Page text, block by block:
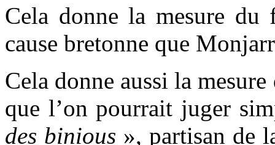
Cela donne la mesure du
cause bretonne que
Cela donne aussi la
que l’on pourrait juger
des binious », partisan de